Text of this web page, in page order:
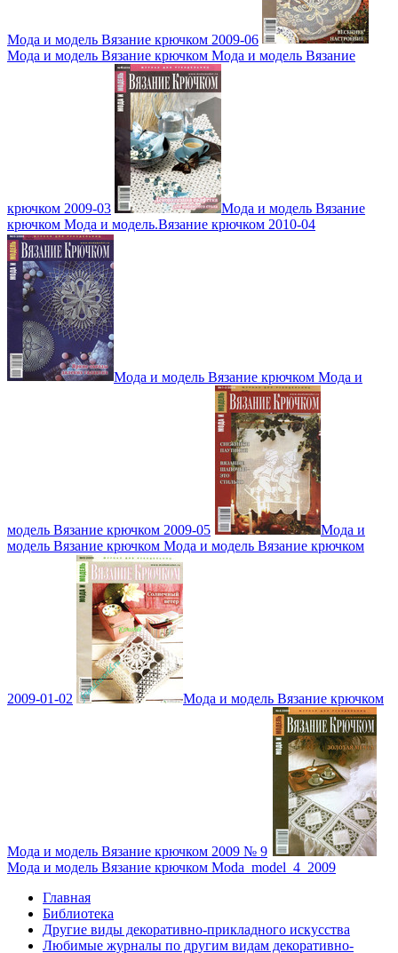
Мода и модель Вязание крючком 2009-06
Мода и модель Вязание крючком Мода и модель Вязание
крючком 2009-03
Мода и модель Вязание
крючком Мода и модель.Вязание крючком 2010-04
Мода и модель Вязание крючком Мода и
модель Вязание крючком 2009-05
Мода и
модель Вязание крючком Мода и модель Вязание крючком
2009-01-02 Мода и модель Вязание крючком
Мода и модель Вязание крючком 2009 № 9
Мода и модель Вязание крючком Moda_model_4_2009
Главная
Библиотека
Другие виды декоративно-прикладного искусства
Любимые журналы по другим видам декоративно-